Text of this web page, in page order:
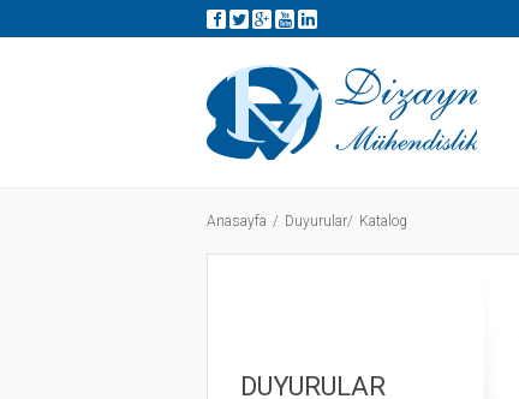
Anasayfa Duyurular Katalog
DUYURULAR